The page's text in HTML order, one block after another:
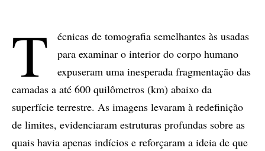
T
écnicas de tomografia semelhantes às usadas
para examinar o interior do corpo humano
expuseram uma inesperada fragmentação das
camadas a até 600 quilômetros (km) abaixo da
superfície terrestre. As imagens levaram à redefinição
de limites, evidenciaram estruturas profundas sobre as
quais havia apenas indícios e reforçaram a ideia de que